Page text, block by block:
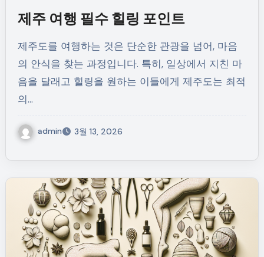
제주 여행 필수 힐링 포인트
제주도를 여행하는 것은 단순한 관광을 넘어, 마음
의 안식을 찾는 과정입니다. 특히, 일상에서 지친 마
음을 달래고 힐링을 원하는 이들에게 제주도는 최적
의…
admin 3월 13, 2026